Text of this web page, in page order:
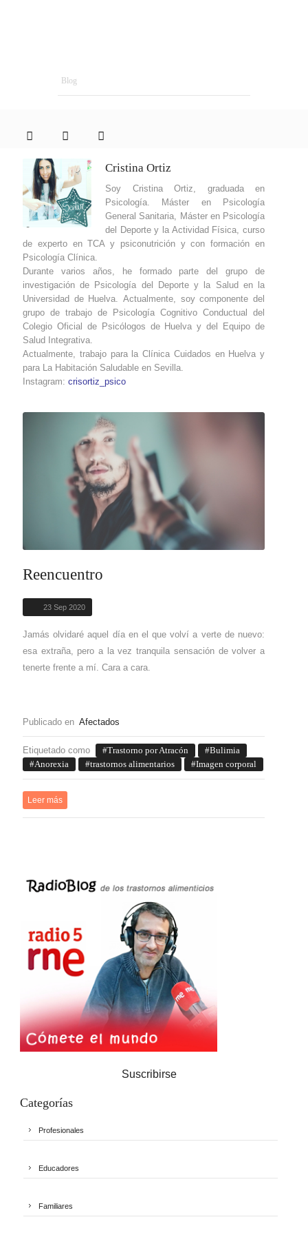
Blog
Cristina Ortiz
Soy Cristina Ortiz, graduada en
Psicología. Máster en Psicología
General Sanitaria, Máster en Psicología
del Deporte y la Actividad Física, curso
de experto en TCA y psiconutrición y con formación en
Psicología Clínica.
Durante varios años, he formado parte del grupo de
investigación de Psicología del Deporte y la Salud en la
Universidad de Huelva. Actualmente, soy componente del
grupo de trabajo de Psicología Cognitivo Conductual del
Colegio Oficial de Psicólogos de Huelva y del Equipo de
Salud Integrativa.
Actualmente, trabajo para la Clínica Cuidados en Huelva y
para La Habitación Saludable en Sevilla.
Instagram: crisortiz_psico
Reencuentro
23 Sep 2020
Jamás olvidaré aquel día en el que volví a verte de nuevo:
esa extraña, pero a la vez tranquila sensación de volver a
tenerte frente a mí. Cara a cara.
Publicado en Afectados
Etiquetado como Trastorno por Atracón
Bulimia
Anorexia
trastornos alimentarios Imagen corporal
Leer más
Suscribirse
Categorías
Profesionales
Educadores
Familiares